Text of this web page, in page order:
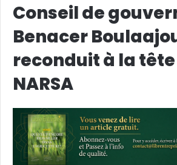
Conseil de
Benacer
reconduit à la
NARSA